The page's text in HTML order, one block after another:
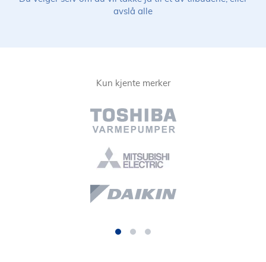
avslå alle
Kun kjente merker